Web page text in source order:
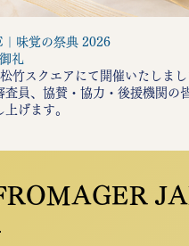
味覚の祭典 2026
礼
竹スクエアにて開催いたしまし
員、協賛・協力・後援機関の
げます。